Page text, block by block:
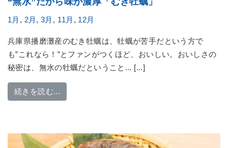
1月 , 2月 , 3月 , 11月 , 12月
兵庫県播磨灘産のむき牡蠣は、牡蠣が苦手だという方で
も”これなら！”とファンがつくほど、おいしい。おいしさの
秘密は、無水の牡蠣だということ... [...]
続きを読む...